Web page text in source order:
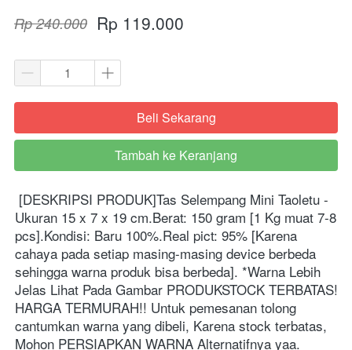
Rp 240.000 Rp 119.000
`Beli Sekarang
`
Tambah ke Keranjang
[DESKRIPSI PRODUK]Tas Selempang Mini Taoletu -
Ukuran 15 x 7 x 19 cm.Berat: 150 gram [1 Kg muat 7-8
pcs].Kondisi: Baru 100%.Real pict: 95% [Karena
cahaya pada setiap masing-masing device berbeda
sehingga warna produk bisa berbeda]. *Warna Lebih
Jelas Lihat Pada Gambar PRODUKSTOCK TERBATAS!
HARGA TERMURAH!! Untuk pemesanan tolong
cantumkan warna yang dibeli, Karena stock terbatas,